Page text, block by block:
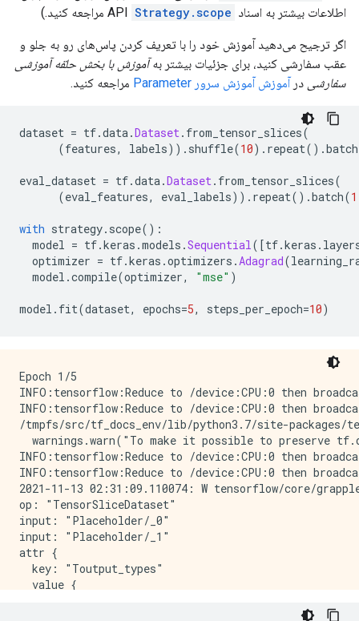
اطلاعات بیشتر به اسناد API Strategy.scope مراجعه کنید.)
اگر ترجیح می‌دهید آموزش خود را با تعریف کردن پاس‌های رو به جلو و
عقب سفارشی کنید، برای جزئیات بیشتر بهآموزش با بخش حلقه آموزشی
سفارشی درآموزش آموزش سرور Parameter مراجعه کنید.
dataset = tf.data.Dataset. from_tensor_slices(
(features, labels)). shuffle(10). repeat().batch
eval_dataset = tf.data.Dataset. from_tensor_slices(
(eval_features, eval_labels)). repeat().batch(1
with strategy. scope():
model = tf.keras .models .Sequential([tf.keras .
optimizer = tf.keras .optimizers .Adagrad(
model .compile(optimizer, "mse" )
model . fit(dataset, epochs=5, steps_per_epoch=10)
Epoch 1/5
INFO:tensorflow:Reduce to /device:CPU:0 then
INFO:tensorflow:Reduce to /device:CPU:0 then
/tmpfs/src/tf_docs_env/lib/python3.7/site-
warnings.warn("To make it possible to preserve
INFO:tensorflow:Reduce to /device:CPU:0 then
INFO:tensorflow:Reduce to /device:CPU:0 then
2021-11-13 02:31:09.110074: W tensorflow/core/
op: "TensorSliceDataset"
input: "Placeholder/_0"
input: "Placeholder/_1"
attr {
  key: "Toutput_types"
  value {